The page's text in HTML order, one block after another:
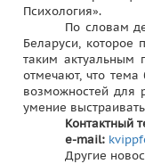
Психология».
По словам
Беларуси, которое
таким актуальным
отмечают, что тема
возможностей для
умение
Контактный
e-mail:
Другие